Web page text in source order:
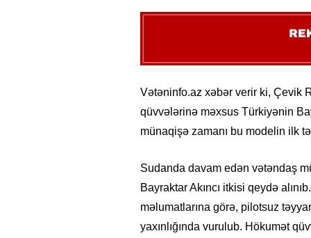
Vətəninfo.az xəbər verir ki, Çevik
qüvvələrinə məxsus Türkiyənin
münaqişə zamanı bu modelin ilk
Sudanda davam edən vətəndaş
Bayraktar Akıncı itkisi qeydə
məlumatlarına görə, pilotsuz
yaxınlığında vurulub. Hökumət